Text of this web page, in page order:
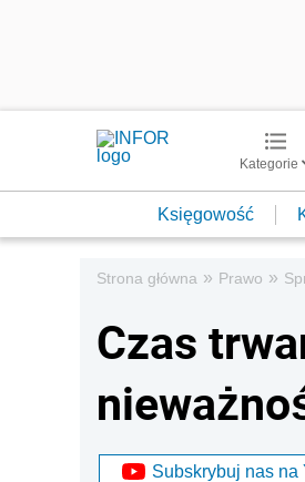
Kategorie
Księgowość
Strona główna » Prawo »
Czas
Subskrybuj nas na